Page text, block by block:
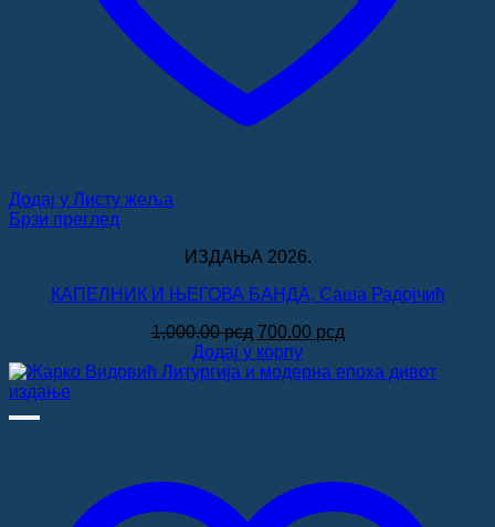
Додај у Листу жеља
Брзи преглед
ИЗДАЊА 2026.
КАПЕЛНИК И ЊЕГОВА БАНДА, Саша Радојчић
1,000.00рсд Оригинална
цена
је
700.00 рсдТренутна
је:
Додај у корпу